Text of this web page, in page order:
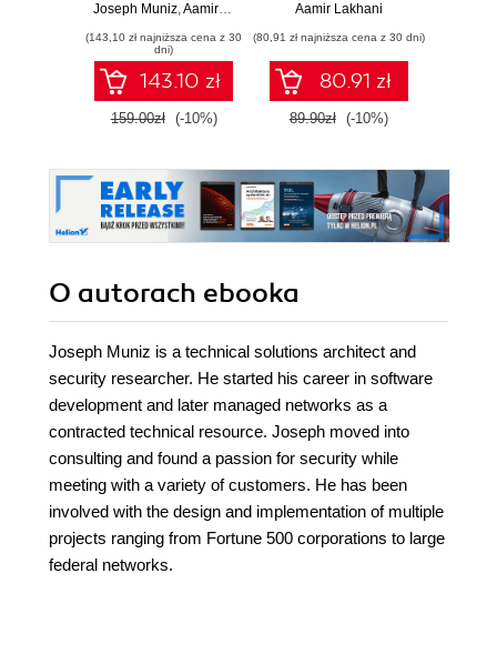
done through
attack. Kali Linux
lets you do this to
professional
standards and this
is the book you
powerful open-
source toolkit
Joseph Muniz,Aamir Lakhani
(143,10 zł najniższa cena z 30
dni)
143.10 zł
159.00zł (-10%)
devices with
security,
provisioning, and
support capabilities
using XenMobile,
the world's most
software
Aamir Lakhani
(80,91 zł najniższa cena z 30 dni)
80.91 zł
89.90zł (-10%)
O autorach ebooka
Joseph Muniz is a technical solutions architect and
security researcher. He started his career in software
development and later managed networks as a
contracted technical resource. Joseph moved into
consulting and found a passion for security while
meeting with a variety of customers. He has been
involved with the design and implementation of multiple
projects ranging from Fortune 500 corporations to large
federal networks.